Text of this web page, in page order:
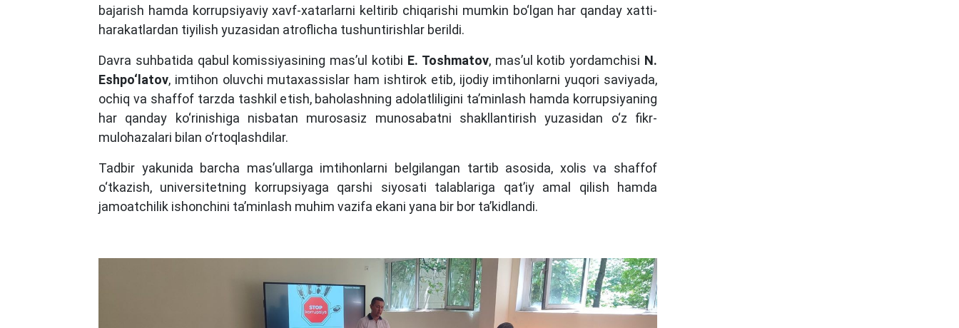
bajarish hamda korrupsiyaviy xavf-xatarlarni keltirib chiqarishi mumkin bo‘lgan har qanday xatti-
harakatlardan tiyilish yuzasidan atroflicha tushuntirishlar berildi.
Davra suhbatida qabul komissiyasining mas’ul kotibi E. Toshmatov, mas’ul kotib yordamchisi N.
Eshpo‘latov, imtihon oluvchi mutaxassislar ham ishtirok etib, ijodiy imtihonlarni yuqori saviyada,
ochiq va shaffof tarzda tashkil etish, baholashning adolatliligini ta’minlash hamda korrupsiyaning
har qanday ko‘rinishiga nisbatan murosasiz munosabatni shakllantirish yuzasidan o‘z fikr-
mulohazalari bilan o‘rtoqlashdilar.
Tadbir yakunida barcha mas’ullarga imtihonlarni belgilangan tartib asosida, xolis va shaffof
o‘tkazish, universitetning korrupsiyaga qarshi siyosati talablariga qat’iy amal qilish hamda
jamoatchilik ishonchini ta’minlash muhim vazifa ekani yana bir bor ta’kidlandi.